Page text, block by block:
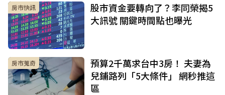
房市快訊
股市資金要轉向了？李同榮揭5
大訊號 關鍵時間點也曝光
房市蒐奇
預算2千萬求台中3房！ 夫妻為
兒鋪路列「5大條件」 網秒推這
區